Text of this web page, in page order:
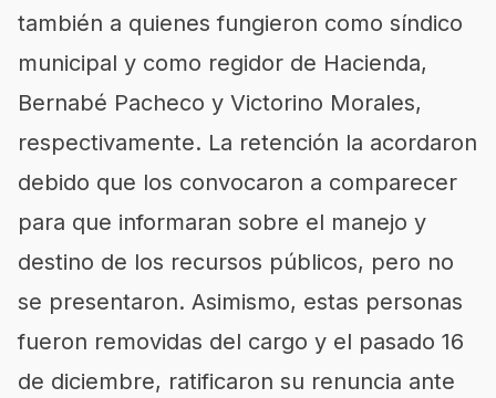
también a quienes fungieron como síndico
municipal y como regidor de Hacienda,
Bernabé Pacheco y Victorino Morales,
respectivamente. La retención la acordaron
debido que los convocaron a comparecer
para que informaran sobre el manejo y
destino de los recursos públicos, pero no
se presentaron. Asimismo, estas personas
fueron removidas del cargo y el pasado 16
de diciembre, ratificaron su renuncia ante